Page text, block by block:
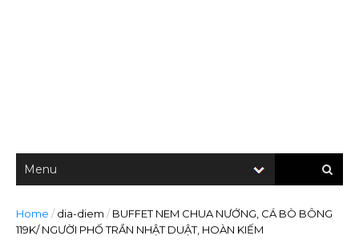
Home / dia-diem / BUFFET NEM CHUA NƯỚNG, CÁ BÒ BÔNG
119K/ NGƯỜI PHỐ TRẦN NHẬT DUẬT, HOÀN KIẾM